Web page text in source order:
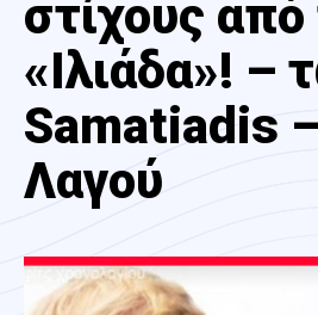
στίχους από
«Ιλιάδα»! –
Samatiadis
Λαγού